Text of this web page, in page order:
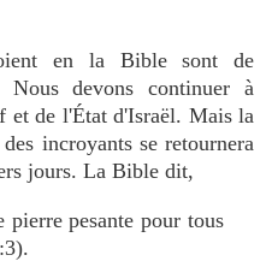
en la Bible sont de
Nous devons continuer à
et de l'État d'Israël. Mais la
incroyants se retournera
jours. La Bible dit,
pierre pesante pour tous